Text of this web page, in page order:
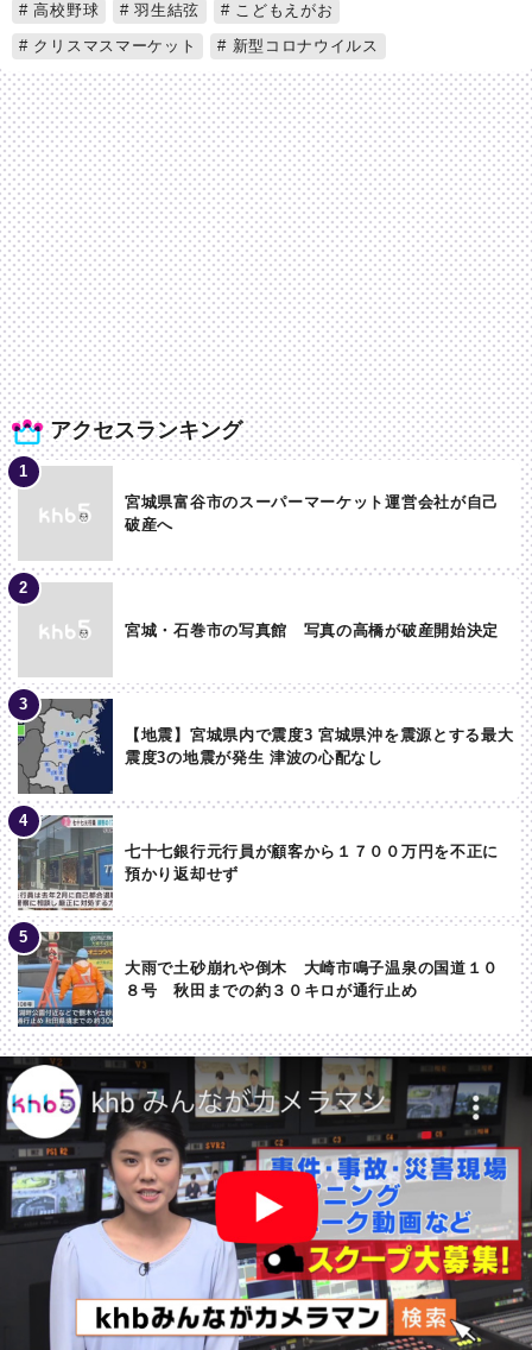
アクセスランキング
宮城県富谷市のスーパーマーケット運営会社が自己
破産へ
宮城・石巻市の写真館 写真の高橋が破産開始決定
【地震】宮城県内で震度3 宮城県沖を震源とする最大
震度3の地震が発生 津波の心配なし
七十七銀行元行員が顧客から１７００万円を不正に
預かり返却せず
大雨で土砂崩れや倒木 大崎市鳴子温泉の国道１０
８号 秋田までの約３０キロが通行止め
高校野球
羽生結弦
こどもえがお
クリスマスマーケット
新型コロナウイルス